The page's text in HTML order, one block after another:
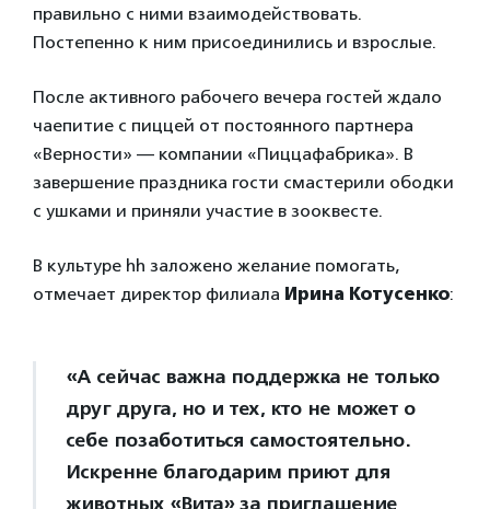
правильно с ними взаимодействовать.
Постепенно к ним присоединились и взрослые.
После активного рабочего вечера гостей ждало
чаепитие с пиццей от постоянного партнера
«Верности» — компании «Пиццафабрика». В
завершение праздника гости смастерили ободки
с ушками и приняли участие в зооквесте.
В культуре hh заложено желание помогать,
отмечает директор филиала Ирина Котусенко:
«А сейчас важна поддержка не только
друг друга, но и тех, кто не может о
себе позаботиться самостоятельно.
Искренне благодарим приют для
животных «Вита» за приглашение